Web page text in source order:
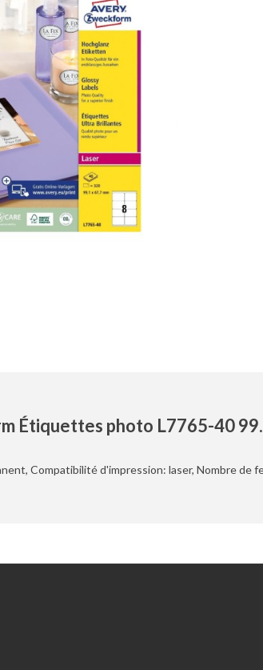
Étiquettes photo L7765-40
Compatibilité d'impression: laser, Nombre